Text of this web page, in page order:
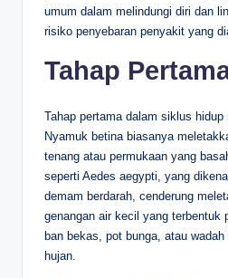
umum dalam melindungi diri dan
risiko penyebaran penyakit yang
Tahap
Tahap pertama dalam siklus hidup
Nyamuk betina biasanya
tenang atau permukaan yang
seperti Aedes aegypti, yang
demam berdarah, cenderung
genangan air kecil yang terbentuk
ban bekas, pot bunga, atau
hujan.